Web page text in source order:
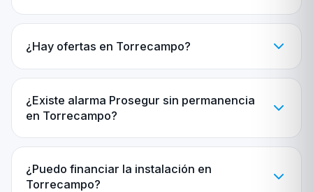
¿Hay ofertas en Torrecampo?
¿Existe alarma Prosegur sin permanencia
en Torrecampo?
¿Puedo financiar la instalación en
Torrecampo?